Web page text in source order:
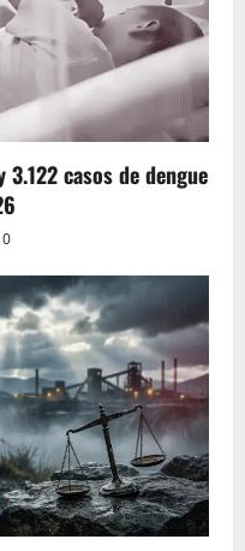
casos de dengue
0